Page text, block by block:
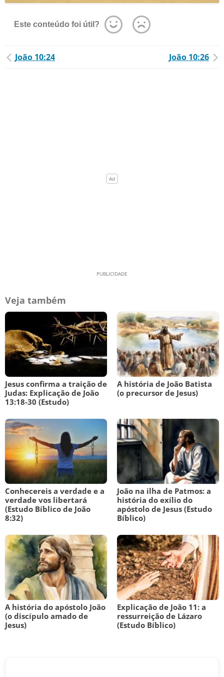
Este conteúdo foi útil?
João 10:24 João 10:26
Veja também
Jesus confirma a traição de
Judas: Explicação de João
13:18-30 (Estudo)
A história de João Batista
(o precursor de Jesus)
Conhecereis a verdade e a
verdade vos libertará
(Estudo Bíblico de João
8:32)
João na ilha de Patmos: a
história do exílio do
apóstolo de Jesus (Estudo
Bíblico)
A história do apóstolo João
(o discípulo amado de
Jesus)
Explicação de João 11: a
ressurreição de Lázaro
(Estudo Bíblico)